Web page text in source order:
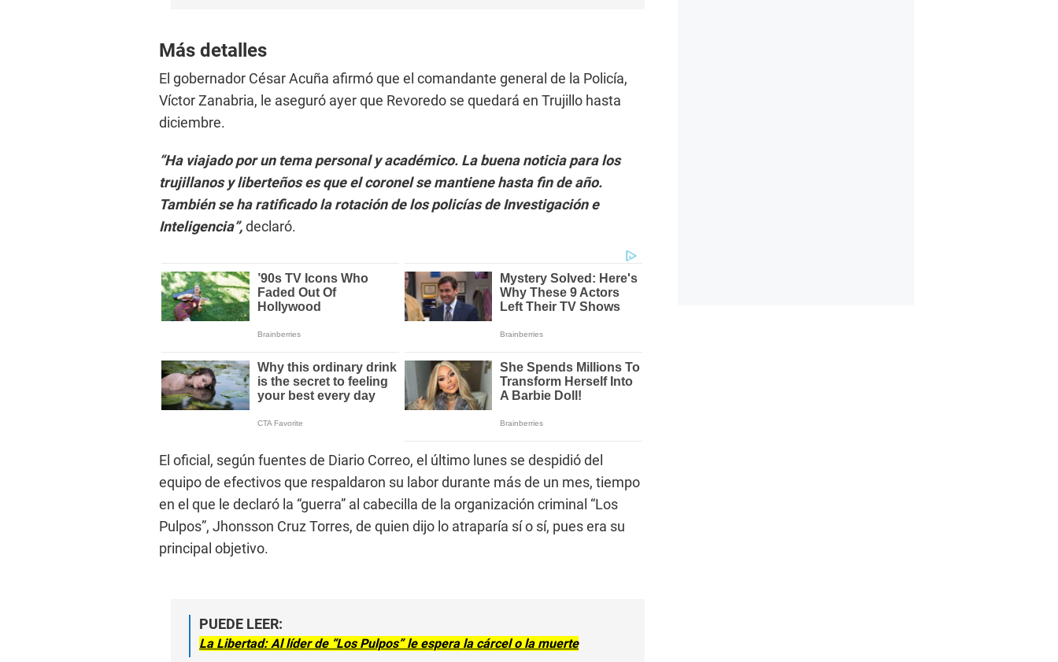
Más detalles
El gobernador César Acuña afirmó que el comandante general de la Policía,
Víctor Zanabria, le aseguró ayer que Revoredo se quedará en Trujillo hasta
diciembre.
“Ha viajado por un tema personal y académico. La buena noticia para los
trujillanos y liberteños es que el coronel se mantiene hasta fin de año.
También se ha ratificado la rotación de los policías de Investigación e
Inteligencia”,declaró.
El oficial, según fuentes de Diario Correo, el último lunes se despidió del
equipo de efectivos que respaldaron su labor durante más de un mes, tiempo
en el que le declaró la “guerra” al cabecilla de la organización criminal “Los
Pulpos”, Jhonsson Cruz Torres, de quien dijo lo atraparía sí o sí, pues era su
principal objetivo.
PUEDE LEER:
La Libertad: Al líder de “Los Pulpos” le espera la cárcel o la muerte